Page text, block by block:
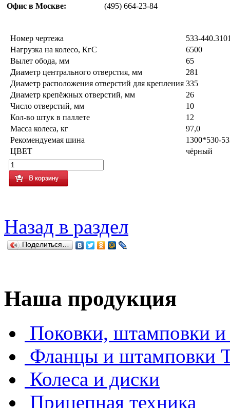
Офис в Москве:
(495) 664-23-84
Номер чертежа
533-
Нагрузка на колесо, КгС
6500
Вылет обода, мм
65
Диаметр центрального отверстия, мм
281
Диаметр расположения отверстий для крепления 335
Диаметр крепёжных отверстий, мм
26
Число отверстий, мм
10
Кол-во штук в паллете
12
Масса колеса, кг
97,0
Рекомендуемая шина
1300*530-
ЦВЕТ
чёрный
Назад в раздел
Поделиться…
Наша продукция
Поковки, штамповки и
Фланцы и штамповки
Колеса и диски
Прицепная техника